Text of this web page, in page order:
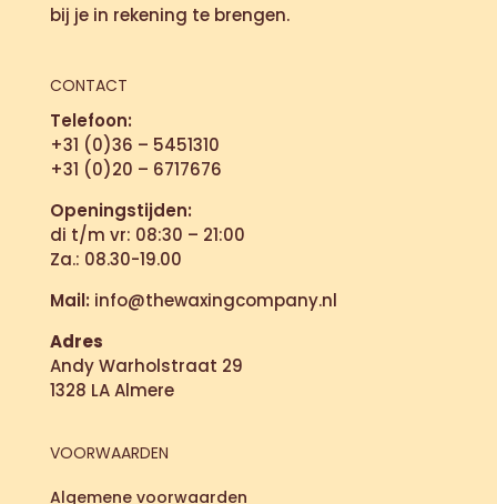
bij je in rekening te brengen.
CONTACT
Telefoon:
+31 (0)36 – 5451310
+31 (0)20 – 6717676
Openingstijden:
di t/m vr: 08:30 – 21:00
Za.: 08.30-19.00
Mail: info@thewaxingcompany.nl
Adres
Andy Warholstraat 29
1328 LA Almere
VOORWAARDEN
Algemene voorwaarden